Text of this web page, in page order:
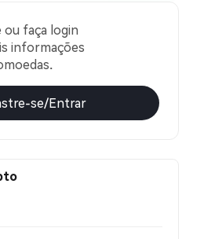
ou faça login
informações
se/Entrar